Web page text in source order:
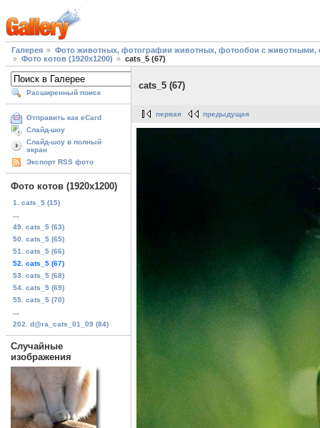
Галерея
Фото животных, фотографии животных, фотообои с
Фото котов (1920х1200)
cats_5 (67)
Расширенный поиск
Отправить как eCard
Слайд-шоу
Слайд-шоу в полный
экран
Экспорт RSS фото
Фото котов (1920х1200)
1. cats_5 (15)
49. cats_5 (63)
50. cats_5 (65)
51. cats_5 (66)
52. cats_5 (67)
53. cats_5 (68)
54. cats_5 (69)
55. cats_5 (70)
202. d@ra_cats_01_09 (84)
Случайные
изображения
cats_5 (67)
первая предыдущая